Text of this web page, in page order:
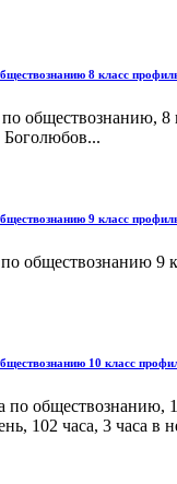
8 класс
обществознанию,
9 класс
обществознанию 9
10 класс
по обществознанию,
102 часа, 3 часа в